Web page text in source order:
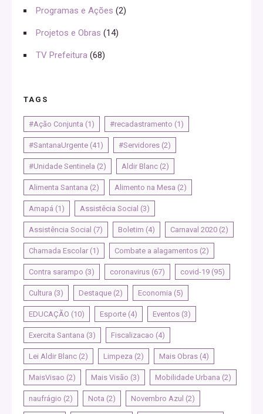
Programas e Ações (2)
Projetos e Obras (14)
TV Prefeitura (68)
TAGS
#Ação Conjunta (1) #recadastramento (1)
#SantanaUrgente (41) #Servidores (2)
#Unidade Sentinela (2) Aldir Blanc (2)
Alimenta Santana (2) Alimento na Mesa (2)
Amapá (1) Assistêcia Social (3)
Assistência Social (7) Boletim (4) Carnaval 2020 (2)
Chamada Escolar (1) Combate a alagamentos (2)
Contra sarampo (3) coronavirus (67) covid-19 (95)
Cultura (3) Destaque (2) Economia (5)
EDUCAÇÃO (10) Esporte (4) Eventos (3)
Exercita Santana (3) Fiscalizacao (4)
Lei Aldir Blanc (2) Limpeza (2) Mais Obras (4)
MaisVisao (2) Mais Visão (3) Mobilidade Urbana (2)
naufrágio (2) Nota (2) Novembro Azul (2)